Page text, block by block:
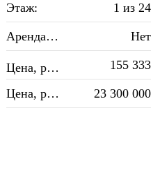
Этаж: 1 из 24
Арендатор: Нет
Цена, руб./м 155 333
Цена, руб.: 23 300 000